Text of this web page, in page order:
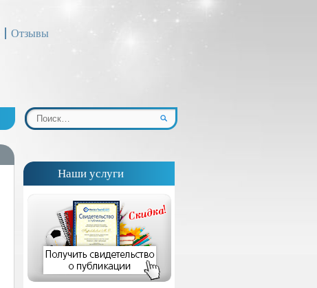
Отзывы
Наши услуги